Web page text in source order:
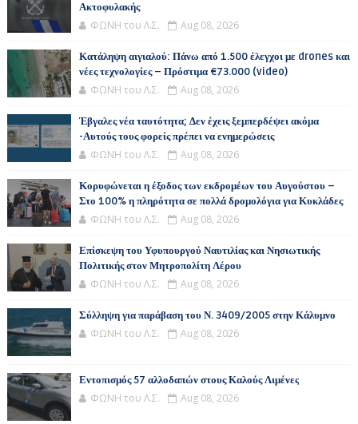
Ακτοφυλακής
ΦΩΝΗ του Λ.Σ. Aug 08, 2026
Κατάληψη αιγιαλού: Πάνω από 1.500 έλεγχοι με drones και
νέες τεχνολογίες – Πρόστιμα €73.000 (video)
ΦΩΝΗ του Λ.Σ. Aug 08, 2026
Έβγαλες νέα ταυτότητα; Δεν έχεις ξεμπερδέψει ακόμα
-Αυτούς τους φορείς πρέπει να ενημερώσεις
ΦΩΝΗ του Λ.Σ. Aug 08, 2026
Κορυφώνεται η έξοδος των εκδρομέων του Αυγούστου –
Στο 100% η πληρότητα σε πολλά δρομολόγια για Κυκλάδες
ΦΩΝΗ του Λ.Σ. Aug 08, 2026
Επίσκεψη του Υφυπουργού Ναυτιλίας και Νησιωτικής
Πολιτικής στον Μητροπολίτη Λέρου
ΦΩΝΗ του Λ.Σ. Aug 08, 2026
Σύλληψη για παράβαση του Ν. 3409/2005 στην Κάλυμνο
ΦΩΝΗ του Λ.Σ. Aug 08, 2026
Εντοπισμός 57 αλλοδαπών στους Καλούς Λιμένες
ΦΩΝΗ του Λ.Σ. Aug 08, 2026